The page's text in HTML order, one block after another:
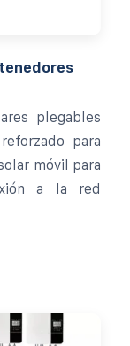
plegables
para
móvil para
a la red